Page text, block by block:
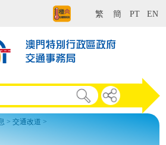
繁 簡 PT EN
>交通改道 >